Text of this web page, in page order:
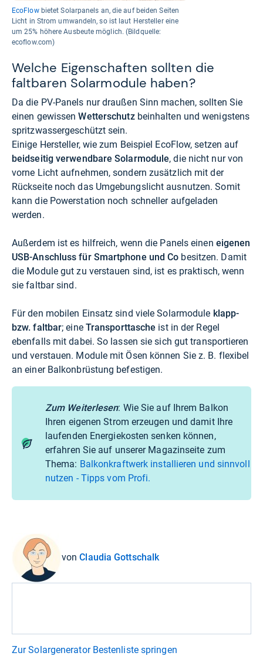
EcoFlowbietet Solarpanels an, die auf beiden Seiten
Licht in Strom umwandeln, so ist laut Hersteller eine
um 25% höhere Ausbeute möglich. (Bildquelle:
ecoflow.com)
Welche Eigenschaften sollten die
faltbaren Solarmodule haben?
Da die PV-Panels nur draußen Sinn machen, sollten Sie
einen gewissenWetterschutzbeinhalten und wenigstens
spritzwassergeschützt sein.
Einige Hersteller, wie zum Beispiel EcoFlow, setzen auf
beidseitig verwendbare Solarmodule, die nicht nur von
vorne Licht aufnehmen, sondern zusätzlich mit der
Rückseite noch das Umgebungslicht ausnutzen. Somit
kann die Powerstation noch schneller aufgeladen
werden.
Außerdem ist es hilfreich, wenn die Panels einen eigenen
USB-Anschluss für Smartphone und Co besitzen. Damit
die Module gut zu verstauen sind, ist es praktisch, wenn
sie faltbar sind.
Für den mobilen Einsatz sind viele Solarmodule klapp-
bzw. faltbar; eine Transporttasche ist in der Regel
ebenfalls mit dabei. So lassen sie sich gut transportieren
und verstauen. Module mit Ösen können Sie z. B. flexibel
an einer Balkonbrüstung befestigen.
Zum Weiterlesen: Wie Sie auf Ihrem Balkon
Ihren eigenen Strom erzeugen und damit Ihre
laufenden Energiekosten senken können,
erfahren Sie auf unserer Magazinseite zum
Thema: Balkonkraftwerk installieren und sinnvoll
nutzen - Tipps vom Profi.
vonClaudia Gottschalk
Zur Solargenerator Bestenliste springen